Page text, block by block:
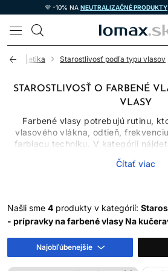
💜 -10% NA NEUTRALIZAČNÉ PRODUKTY
LOMAX
kozmetika Starostlivosť podľa typu vlasov
STAROSTLIVOSŤ O FARBENÉ
VLASY
Farbené vlasy potrebujú rutinu,
vlasového vlákna, odtieň,
farbiacu techniku. V kategórii
Jednotlivé produkty majú rozdielne
Žiadny produkt nedokáže zastaviť
mení umývaním, pôsobením tepla,
prirodzeným odrastaním. Správne
obmedziť zbytočné vymývanie a
Čítať viac
Našli sme 4 produkty v kategórií:
- prípravky na farbené vlasy Na
Najobľúbenejšie